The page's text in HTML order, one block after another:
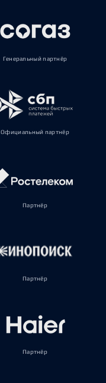
Генеральный партнёр
Официальный партнёр
Партнёр
Партнёр
Партнёр